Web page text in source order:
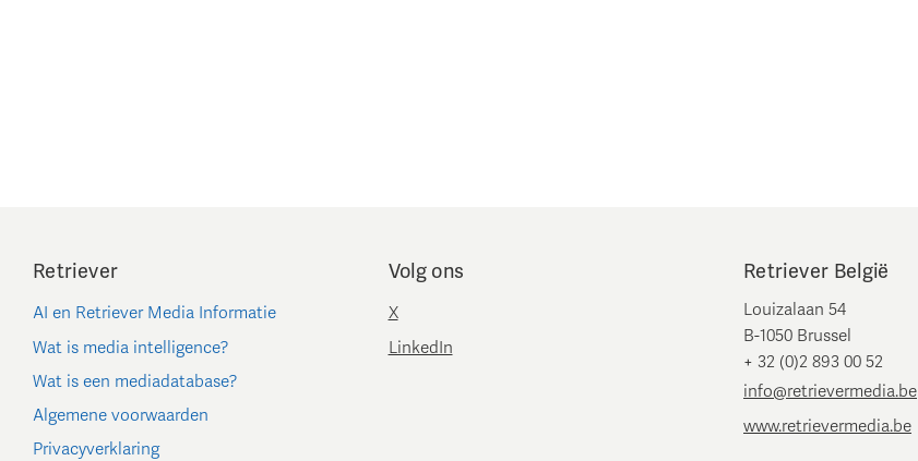
Retriever
AI en Retriever Media Informatie
Wat is media intelligence?
Wat is een mediadatabase?
Algemene voorwaarden
Privacyverklaring
Volg ons
X
LinkedIn
Retriever België
Louizalaan 54
B-1050 Brussel
+ 32 (0)2 893 00 52
info@retrievermedia.be
www.retrievermedia.be